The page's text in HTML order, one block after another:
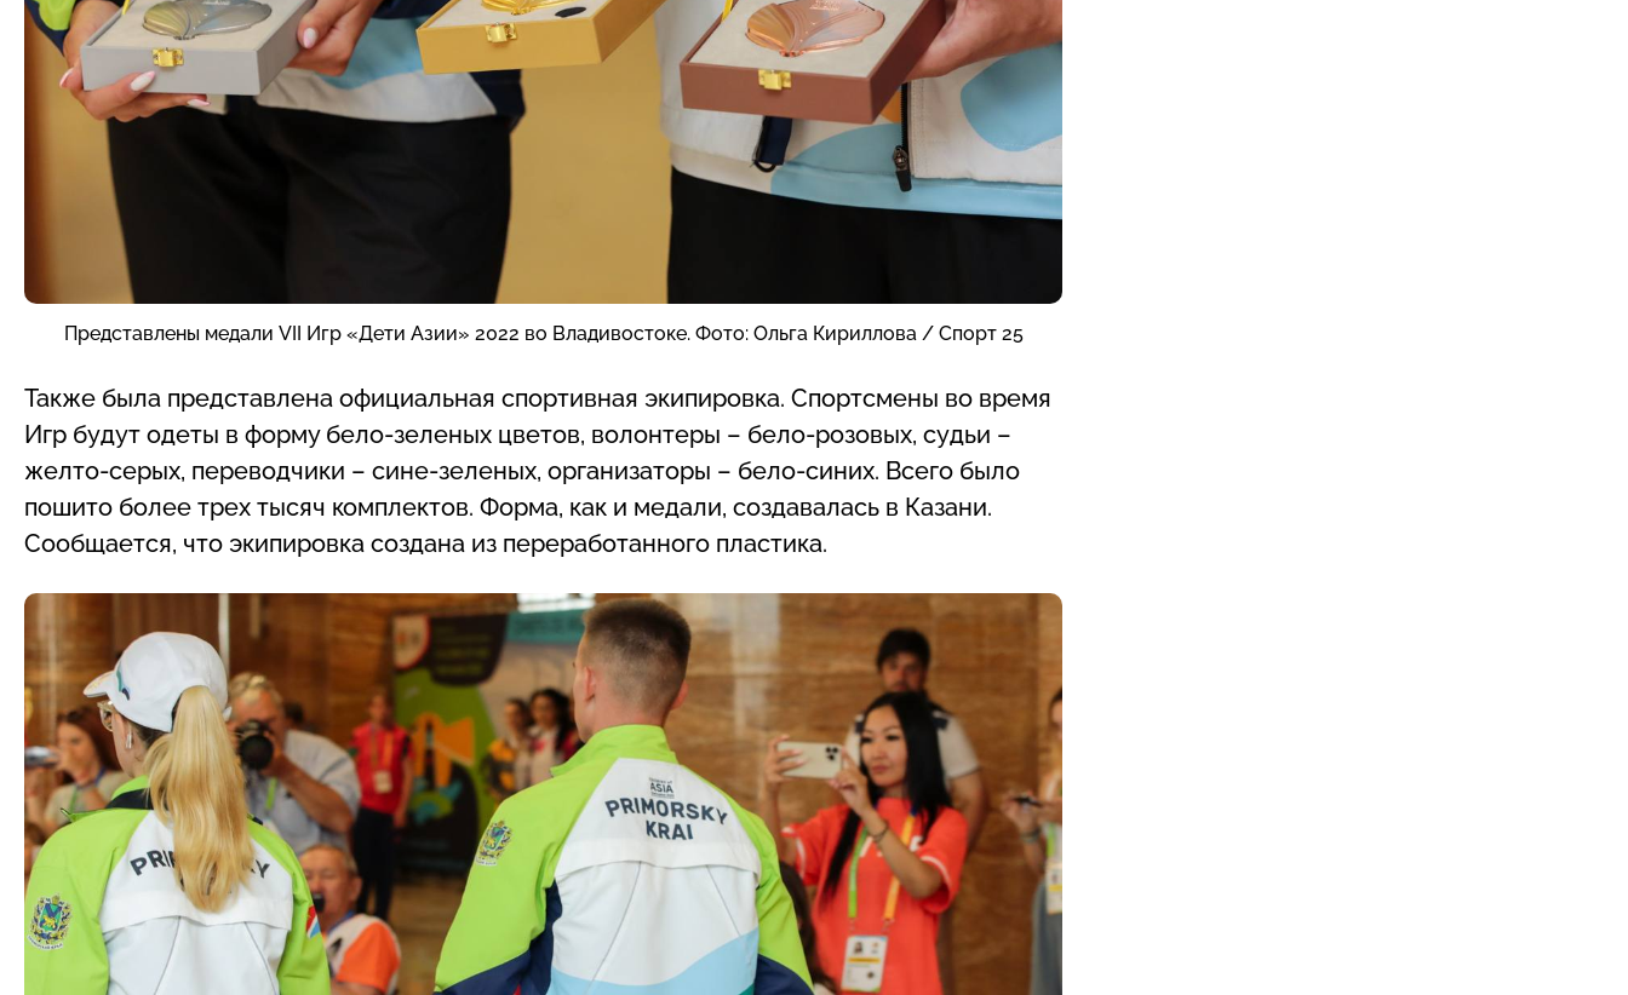
Представлены медали VII Игр «Дети Азии» 2022 во Владивостоке. Фото: Ольга Кириллова / Спорт 25
Также была представлена официальная спортивная экипировка. Спортсмены во время
Игр будут одеты в форму бело-зеленых цветов, волонтеры – бело-розовых, судьи –
желто-серых, переводчики – сине-зеленых, организаторы – бело-синих. Всего было
пошито более трех тысяч комплектов. Форма, как и медали, создавалась в Казани.
Сообщается, что экипировка создана из переработанного пластика.